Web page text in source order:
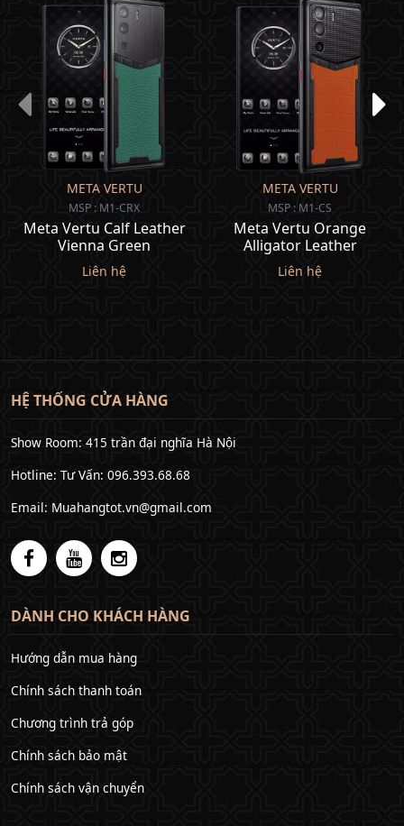
META VERTU
MSP : M1-CRX
Meta Vertu Calf Leather
Vienna Green
Liên hệ
META VERTU
MSP : M1-CS
Meta Vertu Orange
Alligator Leather
Liên hệ
HỆ THỐNG CỬA HÀNG
Show Room: 415 trần đại nghĩa Hà Nội
Hotline: Tư Vấn: 096.393.68.68
Email: Muahangtot.vn@gmail.com
DÀNH CHO KHÁCH HÀNG
Hướng dẫn mua hàng
Chính sách thanh toán
Chương trình trả góp
Chính sách bảo mật
Chính sách vận chuyển